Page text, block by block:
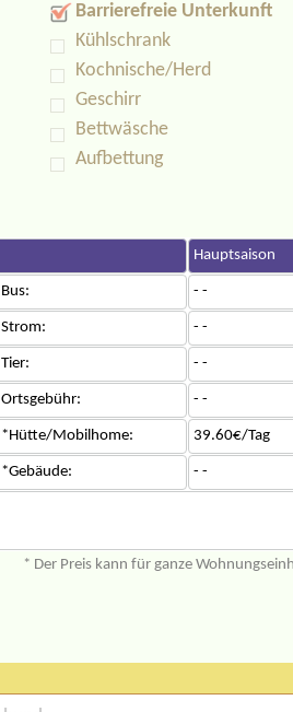
Barrierefreie Unterkunft
Kühlschrank
Kochnische/Herd
Geschirr
Bettwäsche
Aufbettung
Hauptsaison
Bus: - -
Strom: - -
Tier: - -
Ortsgebühr: - -
*Hütte/Mobilhome: 39.60€/Tag
*Gebäude: - -
* Der Preis kann für ganze